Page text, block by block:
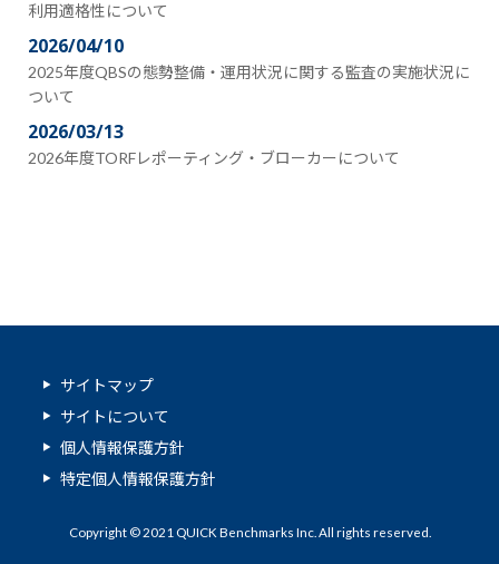
利用適格性について
2026/04/10
2025年度QBSの態勢整備・運用状況に関する監査の実施状況に
ついて
2026/03/13
2026年度TORFレポーティング・ブローカーについて
サイトマップ
サイトについて
個人情報保護方針
特定個人情報保護方針
Copyright © 2021 QUICK Benchmarks Inc. All rights reserved.